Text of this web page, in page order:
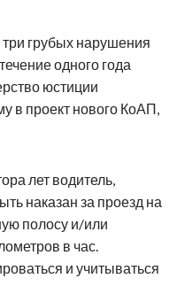
грубых нарушения
одного года
юстиции
в проект нового КоАП,
лет водитель,
наказан за проезд на
полосу и/или
в час.
и учитываться